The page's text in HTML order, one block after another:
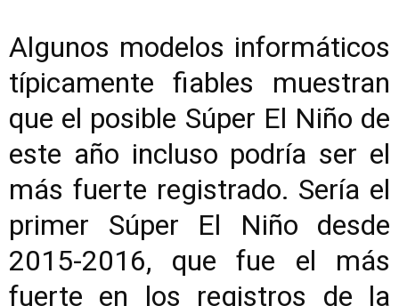
Algunos modelos informáticos
típicamente fiables muestran
que el posible Súper El Niño de
este año incluso podría ser el
más fuerte registrado. Sería el
primer Súper El Niño desde
2015-2016, que fue el más
fuerte en los registros de la